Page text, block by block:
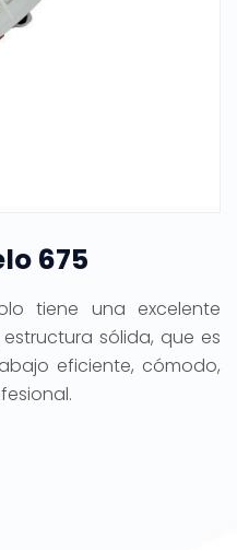
675
tiene una excelente
sólida, que es
eficiente, cómodo,